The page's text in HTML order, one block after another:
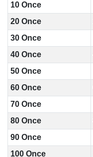
10 Once
20 Once
30 Once
40 Once
50 Once
60 Once
70 Once
80 Once
90 Once
100 Once